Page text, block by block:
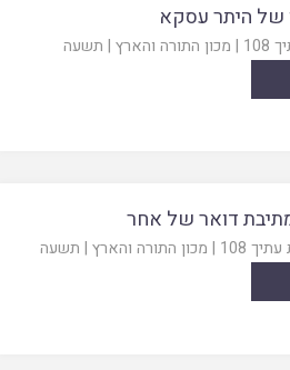
של היתר עסקא
| מכון התורה והארץ | תשעה
מתיבת דואר של אחר
108
| מכון התורה והארץ | תשעה